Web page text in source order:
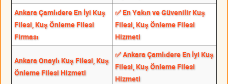
Ankara Çamlıdere En İyi Kuş
Filesi, Kuş Önleme Filesi
Firması
✅ En Yakın ve Güvenilir Kuş
Filesi, Kuş Önleme Filesi
Hizmeti
Ankara Onaylı Kuş Filesi, Kuş
Önleme Filesi Hizmeti
✅ Ankara Çamlıdere En İyi Kuş
Filesi, Kuş Önleme Filesi
Hizmeti